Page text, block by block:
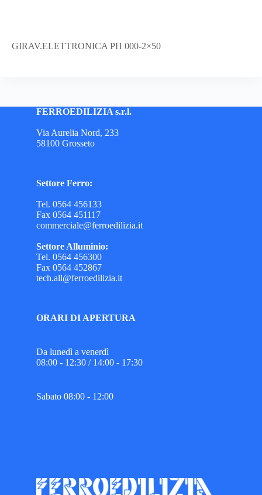
GIRAV.ELETTRONICA PH 000-2×50
FERROEDILIZIA s.r.l.
Via Aurelia Nord, 233
58100 Grosseto
Settore Ferro:
Tel. 0564 456133
Fax 0564 451117
commerciale@ferroedilizia.it
Settore Alluminio:
Tel. 0564 456300
Fax 0564 452867
tech.all@ferroedilizia.it
ORARI DI APERTURA
Da lunedì a venerdì
08:00 - 12:30 / 14:00 - 17:30
Sabato 08:00 - 12:00